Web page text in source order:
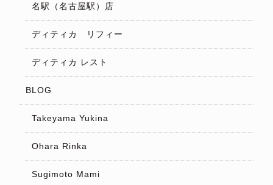
名駅（名古屋駅）店
ディティカ リフィー
ディティカ レスト
BLOG
Takeyama Yukina
Ohara Rinka
Sugimoto Mami